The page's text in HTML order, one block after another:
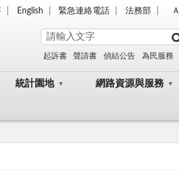
English 緊急連絡電話 法務部
起訴書 聲請書 偵結公告 為民服務
統計園地 網路資源與服務